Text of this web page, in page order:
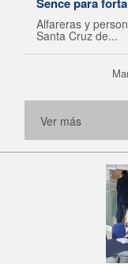
Alfareras y
Santa Cruz de...
Ver más